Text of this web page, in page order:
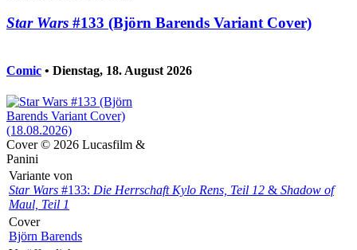
Star Wars #133 (Björn Barends Variant Cover)
Comic • Dienstag, 18. August 2026
Cover © 2026 Lucasfilm &
Panini
Variante von
Star Wars #133: Die Herrschaft Kylo Rens, Teil 12 & Shadow of
Maul, Teil 1
Cover
Björn Barends